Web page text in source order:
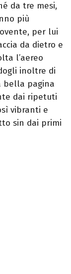
da tre mesi,
più
per lui
da dietro e
l’aereo
inoltre di
bella pagina
dai ripetuti
vibranti e
sin dai primi